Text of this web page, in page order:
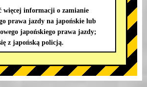
więcej informacji o zamianie
prawa jazdy na japońskie lub
japońskiego prawa jazdy;
z japońską policją.